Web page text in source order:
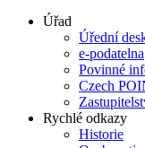
Úřad
Úřední
e-podatelna
Povinné
Czech
Rychlé odkazy
Historie